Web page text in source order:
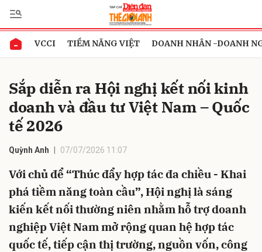
VCCI TIỀM NĂNG VIỆT DOANH NHÂN -DOANH
Sắp diễn ra Hội nghị kết nối kinh
doanh và đầu tư Việt Nam – Quốc
tế 2026
Quỳnh Anh 07/07/2026 11:07
Với chủ để “Thúc đẩy hợp tác đa chiều - Khai
phá tiềm năng toàn cầu”, Hội nghị là sáng
kiến kết nối thường niên nhằm hỗ trợ doanh
nghiệp Việt Nam mở rộng quan hệ hợp tác
quốc tế, tiếp cận thị trường, nguồn vốn, công
Gửi bình luận
Hủy Gửi